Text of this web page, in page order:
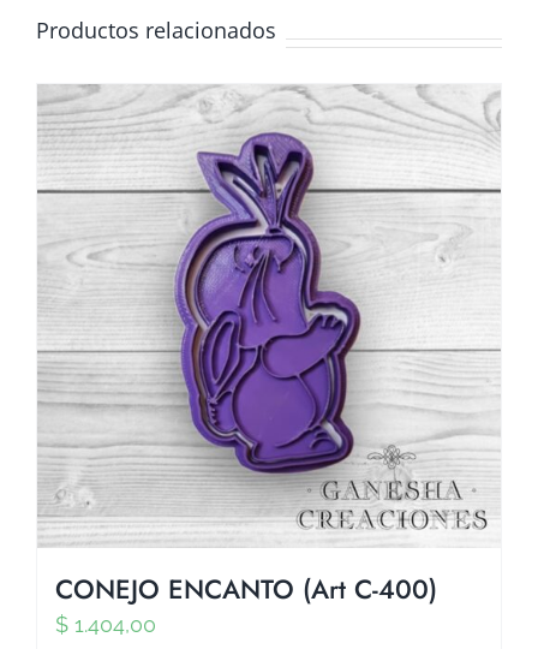
Productos relacionados
CONEJO ENCANTO (Art C-400)
$ 1.404,00